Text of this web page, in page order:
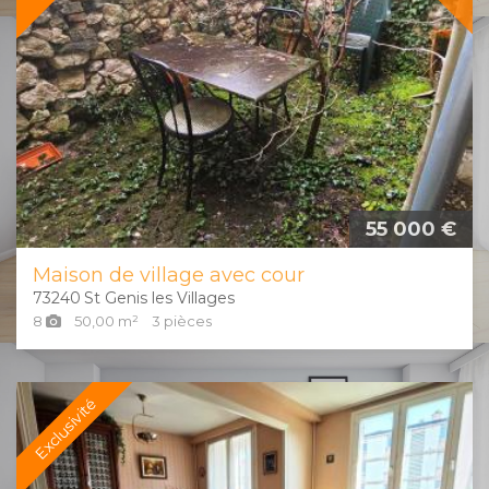
55 000 €
Maison de village avec cour
St Genis les Villages
73240
8 50,00 m² 3 pièces
Exclusivité